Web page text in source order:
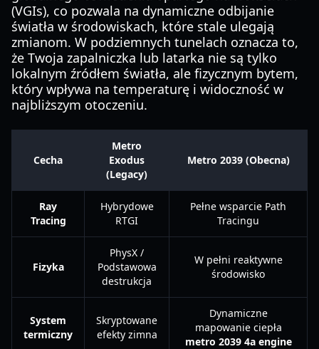
(VGIs), co pozwala na dynamiczne odbijanie
światła w środowiskach, które stale ulegają
zmianom. W podziemnych tunelach oznacza to,
że Twoja zapalniczka lub latarka nie są tylko
lokalnym źródłem światła, ale fizycznym bytem,
który wpływa na temperaturę i widoczność w
najbliższym otoczeniu.
Cecha
Metro
Exodus
(Legacy)
Metro 2039 (Obecna)
Ray
Tracing
Hybrydowe
RTGI
Pełne wsparcie Path
Tracingu
Fizyka
PhysX /
Podstawowa
destrukcja
W pełni reaktywne
środowisko
System
termiczny
Skryptowane
efekty zimna
Dynamiczne
mapowanie ciepła
metro 2039 4a engine